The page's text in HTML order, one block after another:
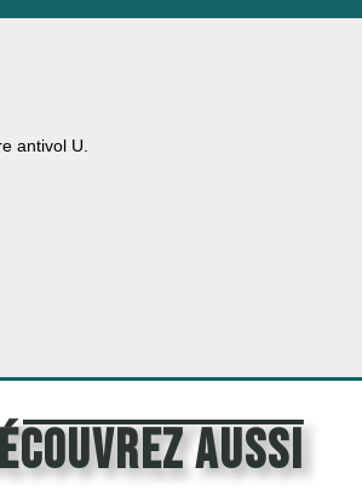
antivol U.
aussi